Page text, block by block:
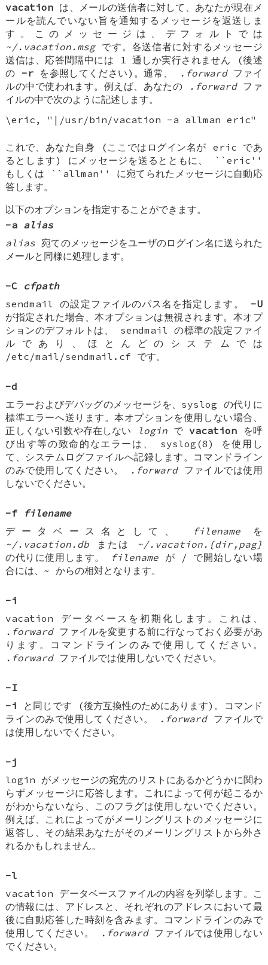
vacation は、メールの送信者に対して、あなたが現在メ
ールを読んでいない旨を通知するメッセージを返送しま
す。このメッセージは、デフォルトでは
~/.vacation.msgです。各送信者に対するメッセージ
送信は、応答間隔中には 1 通しか実行されません (後述
の -r を参照してください)。通常、 .forwardファイ
ルの中で使われます。例えば、あなたの
.forwardファ
イルの中で次のように記述します。
\eric, "|/usr/bin/vacation -a allman eric"
これで、あなた自身 (ここではログイン名が eric であ
るとします) にメッセージを送るとともに、 ``eric''
もしくは ``allman'' に宛てられたメッセージに自動応
答します。
以下のオプションを指定することができます。
-a alias
alias 宛てのメッセージをユーザのログイン名に送られた
メールと同様に処理します。
-C
cfpath
sendmail の設定ファイルのパス名を指定します。 -U
が指定された場合、本オプションは無視されます。本オプ
ションのデフォルトは、 sendmail の標準の設定ファイ
ルであり、ほとんどのシステムでは
/etc/mail/sendmail.cf です。
-d
エラーおよびデバッグのメッセージを、syslog の代りに
標準エラーへ送ります。本オプションを使用しない場合、
正しくない引数や存在しない
loginでvacation を呼
び出す等の致命的なエラーは、 syslog(8) を使用し
て、システムログファイルへ記録します。コマンドライン
のみで使用してください。
.forwardファイルでは使用
しないでください。
-f
filename
データベース名として、
filename を
~/.vacation.db または
~/.vacation.{dir,pag}
の代りに使用します。
filename が / で開始しない場
合には、~ からの相対となります。
-i
vacation データベースを初期化します。これは、
.forwardファイルを変更する前に行なっておく必要があ
ります。コマンドラインのみで使用してください。
.forwardファイルでは使用しないでください。
-I
-i
と同じです (後方互換性のためにあります)。コマンド
ラインのみで使用してください。
.forwardファイルで
は使用しないでください。
-j
login がメッセージの宛先のリストにあるかどうかに関わ
らずメッセージに応答します。これによって何が起こるか
がわからないなら、このフラグは使用しないでください。
例えば、これによってがメーリングリストのメッセージに
返答し、その結果あなたがそのメーリングリストから外さ
れるかもしれません。
-l
vacation データベースファイルの内容を列挙します。こ
の情報には、アドレスと、それぞれのアドレスにおいて最
後に自動応答した時刻を含みます。コマンドラインのみで
使用してください。
.forwardファイルでは使用しない
でください。